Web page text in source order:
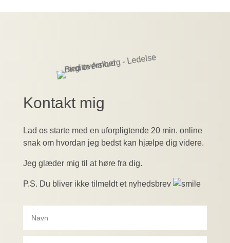
Kontakt mig
Lad os starte med en uforpligtende 20 min. online
snak om hvordan jeg bedst kan hjælpe dig videre.
Jeg glæder mig til at høre fra dig.
P.S. Du bliver ikke tilmeldt et nyhedsbrev